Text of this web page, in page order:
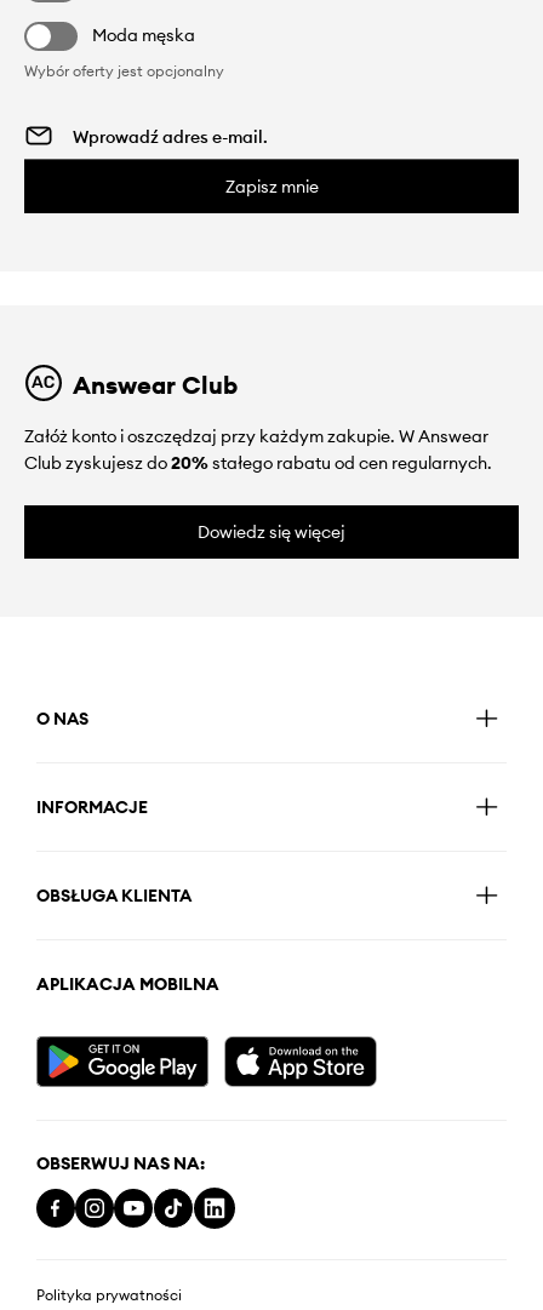
Moda męska
Wybór oferty jest opcjonalny
Zapisz mnie
Answear Club
Załóż konto i oszczędzaj przy każdym zakupie. W Answear
Club zyskujesz do20%stałego rabatu od cen regularnych.
Dowiedz się więcej
O NAS
INFORMACJE
OBSŁUGA KLIENTA
APLIKACJA MOBILNA
OBSERWUJ NAS NA:
Polityka prywatności